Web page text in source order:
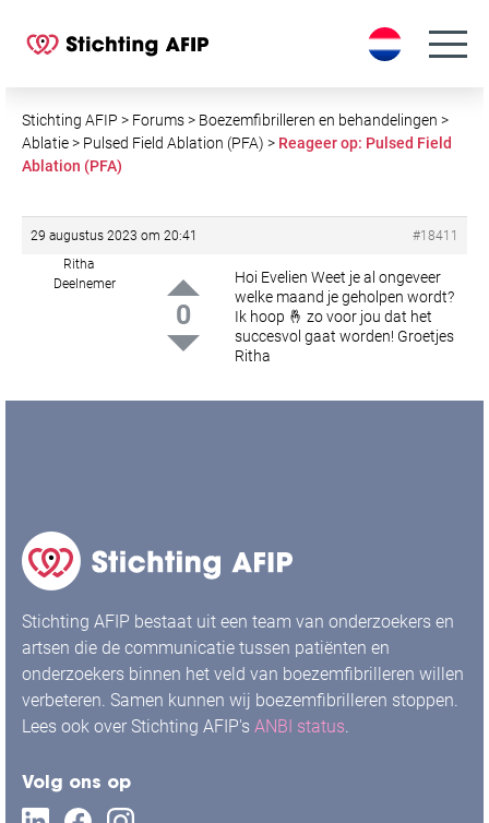
Stichting AFIP > Forums> Boezemfibrilleren en behandelingen >
Ablatie> Pulsed Field Ablation (PFA) > Reageer op: Pulsed Field
Ablation (PFA)
29 augustus 2023 om 20:41
#18411
Ritha
Deelnemer
0
Hoi Evelien Weet je al ongeveer
welke maand je geholpen wordt?
Ik hoop 🤞 zo voor jou dat het
succesvol gaat worden! Groetjes
Ritha
Stichting AFIP bestaat uit een team van onderzoekers en
artsen die de communicatie tussen patiënten en
onderzoekers binnen het veld van boezemfibrilleren willen
verbeteren. Samen kunnen wij boezemfibrilleren stoppen.
Lees ook over Stichting AFIP's ANBI status.
Volg ons op